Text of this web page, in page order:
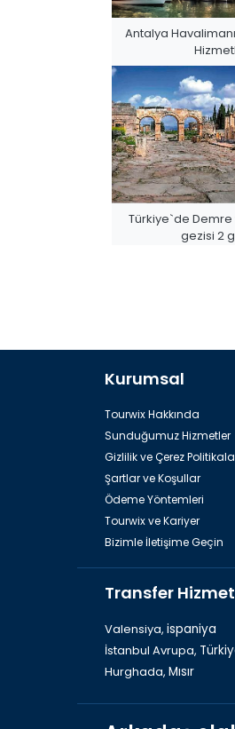
Antalya
Türkiye`de
gezisi 2
Antalya`da
Kurumsal
Tourwix Hakkında
Sunduğumuz Hizmetler
Gizlilik ve Çerez
Şartlar ve Koşullar
Ödeme Yöntemleri
Tourwix ve Kariyer
Bizimle İletişime Geçin
Transfer
Valensiya, ispaniya
İstanbul Avrupa,
Hurghada, Mısır